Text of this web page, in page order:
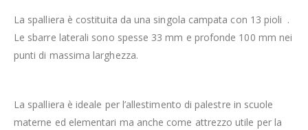
La spalliera è costituita da una singola campata con 13 pioli .
Le sbarre laterali sono spesse 33 mm e profonde 100 mm nei
punti di massima larghezza.
La spalliera è ideale per l’allestimento di palestre in scuole
materne ed elementari ma anche come attrezzo utile per la